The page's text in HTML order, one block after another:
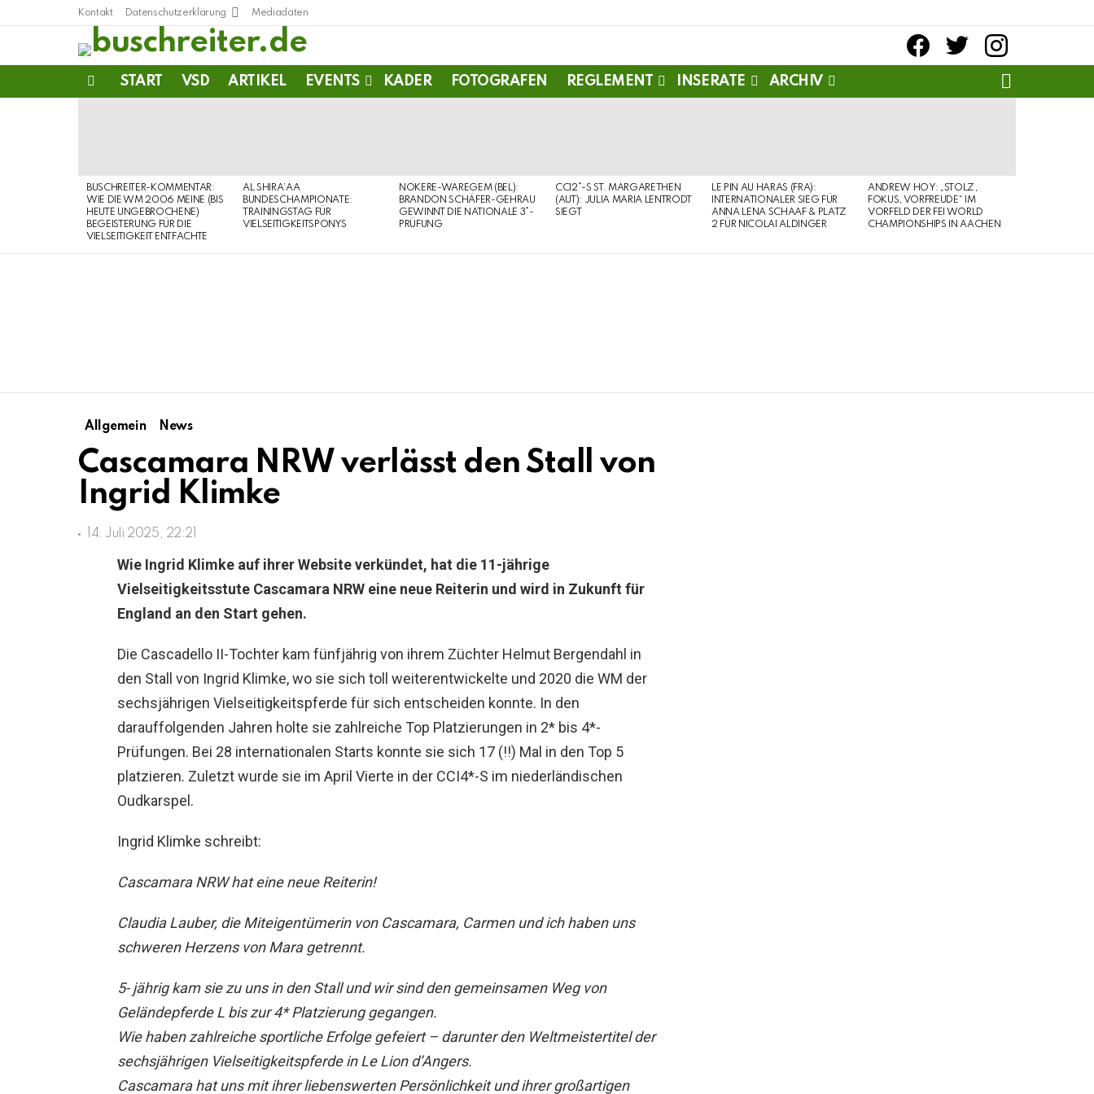
Kontakt Datenschutzerklärung Mediadaten
facebooktwitter instagram
START VSD ARTIKEL EVENTS KADER FOTOGRAFEN REGLEMENT INSERATE ARCHIV
BUSCHREITER-KOMMENTAR:
WIE DIE WM 2006 MEINE (BIS
HEUTE UNGEBROCHENE)
BEGEISTERUNG FÜR DIE
VIELSEITIGKEIT ENTFACHTE
AL SHIRA’AA
BUNDESCHAMPIONATE:
TRAININGSTAG FÜR
VIELSEITIGKEITSPONYS
NOKERE-WAREGEM (BEL):
BRANDON SCHÄFER-GEHRAU
GEWINNT DIE NATIONALE 3*-
PRÜFUNG
CCI2*-S ST. MARGARETHEN
(AUT): JULIA MARIA LENTRODT
SIEGT
LE PIN AU HARAS (FRA):
INTERNATIONALER SIEG FÜR
ANNA LENA SCHAAF & PLATZ
2 FÜR NICOLAI ALDINGER
ANDREW HOY: „STOLZ,
FOKUS, VORFREUDE“ IM
VORFELD DER FEI WORLD
CHAMPIONSHIPS IN AACHEN
Allgemein News
Cascamara NRW verlässt den Stall von
Ingrid Klimke
14. Juli 2025, 22:21
Wie Ingrid Klimke auf ihrer Website verkündet, hat die 11-jährige
Vielseitigkeitsstute Cascamara NRW eine neue Reiterin und wird in Zukunft für
England an den Start gehen.
Die Cascadello II-Tochter kam fünfjährig von ihrem Züchter Helmut Bergendahl in
den Stall von Ingrid Klimke, wo sie sich toll weiterentwickelte und 2020 die WM der
sechsjährigen Vielseitigkeitspferde für sich entscheiden konnte. In den
darauffolgenden Jahren holte sie zahlreiche Top Platzierungen in 2* bis 4*-
Prüfungen. Bei 28 internationalen Starts konnte sie sich 17 (!!) Mal in den Top 5
platzieren. Zuletzt wurde sie im April Vierte in der CCI4*-S im niederländischen
Oudkarspel.
Ingrid Klimke schreibt:
Cascamara NRW hat eine neue Reiterin!
Claudia Lauber, die Miteigentümerin von Cascamara, Carmen und ich haben uns
schweren Herzens von Mara getrennt.
5- jährig kam sie zu uns in den Stall und wir sind den gemeinsamen Weg von
Geländepferde L bis zur 4* Platzierung gegangen.
Wie haben zahlreiche sportliche Erfolge gefeiert – darunter den Weltmeistertitel der
sechsjährigen Vielseitigkeitspferde in Le Lion d’Angers.
Cascamara hat uns mit ihrer liebenswerten Persönlichkeit und ihrer großartigen